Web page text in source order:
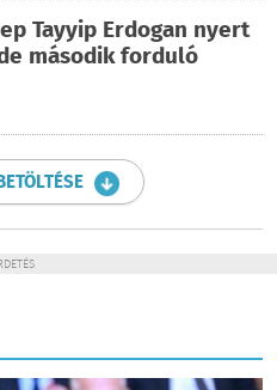
Tayyip Erdogan nyert
második forduló